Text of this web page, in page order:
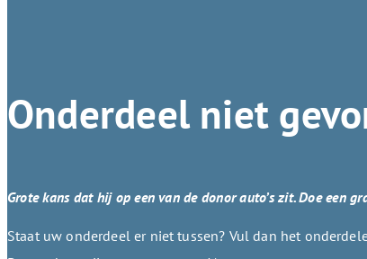
Onderdeel niet
Grote kans dat hij op een van de donor auto’s zit. Doe een
Staat uw onderdeel er niet tussen? Vul dan het